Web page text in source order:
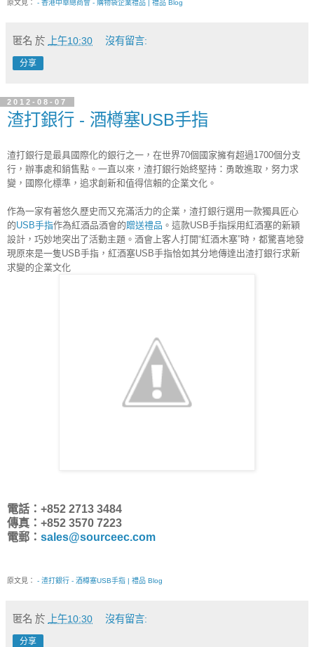
原文見： - 香港中華總商會 - 購物袋企業禮品 | 禮品 Blog
匿名 於 上午10:30 沒有留言:
分享
2012-08-07
渣打銀行 - 酒樽塞USB手指
渣打銀行是最具國際化的銀行之一，在世界70個國家擁有超過1700個分支
行，辦事處和銷售點。一直以來，渣打銀行始終堅持：勇敢進取，努力求
變，國際化標準，追求創新和值得信賴的企業文化。
作為一家有著悠久歷史而又充滿活力的企業，渣打銀行選用一款獨具匠心
的USB手指作為紅酒品酒會的贈送禮品 。這款USB手指採用紅酒塞的新穎
設計，巧妙地突出了活動主題。酒會上客人打開“紅酒木塞”時，都驚喜地發
現原來是一隻USB手指，紅酒塞USB手指恰如其分地傳達出渣打銀行求新
求變的企業文化
電話：+852 2713 3484
傳真：+852 3570 7223
電郵： sales@sourceec.com
原文見： - 渣打銀行 - 酒樽塞USB手指 | 禮品 Blog
匿名 於 上午10:30 沒有留言:
分享